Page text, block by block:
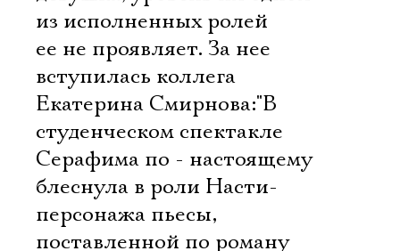
из исполненных ролей
ее не проявляет. За нее
вступилась коллега
Екатерина Смирнова:"В
студенческом спектакле
Серафима по - настоящему
блеснула в роли Насти-
персонажа пьесы,
поставленной по роману